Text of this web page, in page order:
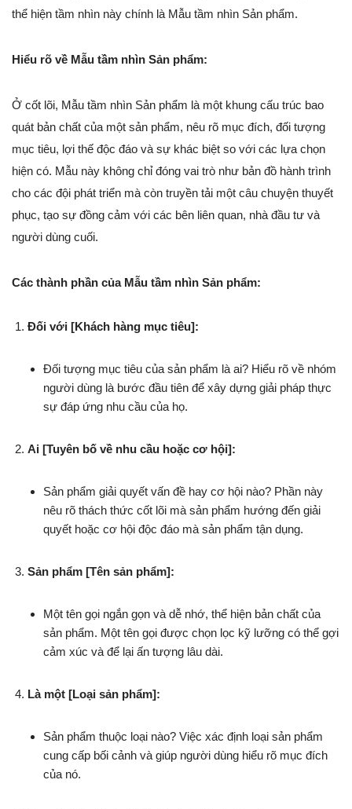
thể hiện tầm nhìn này chính là Mẫu tầm nhìn Sản phẩm.
Hiểu rõ về Mẫu tầm nhìn Sản phẩm:
Ở cốt lõi, Mẫu tầm nhìn Sản phẩm là một khung cấu trúc bao
quát bản chất của một sản phẩm, nêu rõ mục đích, đối tượng
mục tiêu, lợi thế độc đáo và sự khác biệt so với các lựa chọn
hiện có. Mẫu này không chỉ đóng vai trò như bản đồ hành trình
cho các đội phát triển mà còn truyền tải một câu chuyện thuyết
phục, tạo sự đồng cảm với các bên liên quan, nhà đầu tư và
người dùng cuối.
Các thành phần của Mẫu tầm nhìn Sản phẩm:
Đối với [Khách hàng mục tiêu]:
Đối tượng mục tiêu của sản phẩm là ai? Hiểu rõ về nhóm
người dùng là bước đầu tiên để xây dựng giải pháp thực
sự đáp ứng nhu cầu của họ.
Ai [Tuyên bố về nhu cầu hoặc cơ hội]:
Sản phẩm giải quyết vấn đề hay cơ hội nào? Phần này
nêu rõ thách thức cốt lõi mà sản phẩm hướng đến giải
quyết hoặc cơ hội độc đáo mà sản phẩm tận dụng.
Sản phẩm [Tên sản phẩm]:
Một tên gọi ngắn gọn và dễ nhớ, thể hiện bản chất của
sản phẩm. Một tên gọi được chọn lọc kỹ lưỡng có thể gợi
cảm xúc và để lại ấn tượng lâu dài.
Là một [Loại sản phẩm]:
Sản phẩm thuộc loại nào? Việc xác định loại sản phẩm
cung cấp bối cảnh và giúp người dùng hiểu rõ mục đích
của nó.